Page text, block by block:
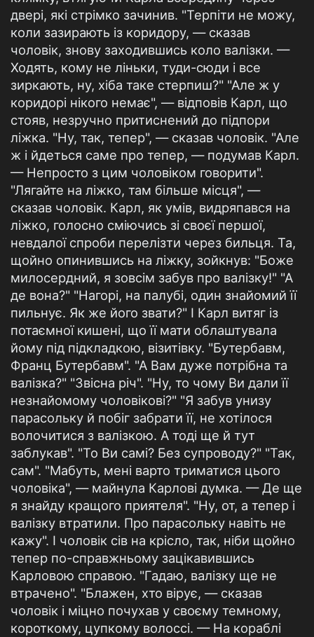
двері, які стрімко зачинив. "Терпіти не можу,
коли зазирають із коридору, — сказав
чоловік, знову заходившись коло валізки. —
Ходять, кому не ліньки, туди-сюди і все
зиркають, ну, хіба таке стерпиш?" "Але ж у
коридорі нікого немає", — відповів Карл, що
стояв, незручно притиснений до підпори
ліжка. "Ну, так, тепер", — сказав чоловік. "Але
ж і йдеться саме про тепер, — подумав Карл.
— Непросто з цим чоловіком говорити".
"Лягайте на ліжко, там більше місця", —
сказав чоловік. Карл, як умів, видряпався на
ліжко, голосно сміючись зі своєї першої,
невдалої спроби перелізти через бильця. Та,
щойно опинившись на ліжку, зойкнув: "Боже
милосердний, я зовсім забув про валізку!" "А
де вона?" "Нагорі, на палубі, один знайомий її
пильнує. Як же його звати?" І Карл витяг із
потаємної кишені, що її мати облаштувала
йому під підкладкою, візитівку. "Бутербавм,
Франц Бутербавм". "А Вам дуже потрібна та
валізка?" "Звісна річ". "Ну, то чому Ви дали її
незнайомому чоловікові?" "Я забув унизу
парасольку й побіг забрати її, не хотілося
волочитися з валізкою. А тоді ще й тут
заблукав". "То Ви самі? Без супроводу?" "Так,
сам". "Мабуть, мені варто триматися цього
чоловіка", — майнула Карлові думка. — Де ще
я знайду кращого приятеля". "Ну, от, а тепер і
валізку втратили. Про парасольку навіть не
кажу". І чоловік сів на крісло, так, ніби щойно
тепер по-справжньому зацікавившись
Карловою справою. "Гадаю, валізку ще не
втрачено". "Блажен, хто вірує, — сказав
чоловік і міцно почухав у своєму темному,
короткому, цупкому волоссі. — На кораблі